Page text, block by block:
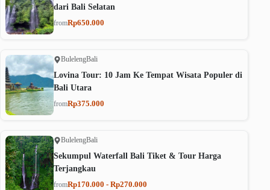
dari Bali Selatan
fromRp650.000
BulelengBali
Lovina Tour: 10 Jam Ke Tempat Wisata Populer di
Bali Utara
fromRp375.000
BulelengBali
Sekumpul Waterfall Bali Tiket & Tour Harga
Terjangkau
fromRp170.000 - Rp270.000